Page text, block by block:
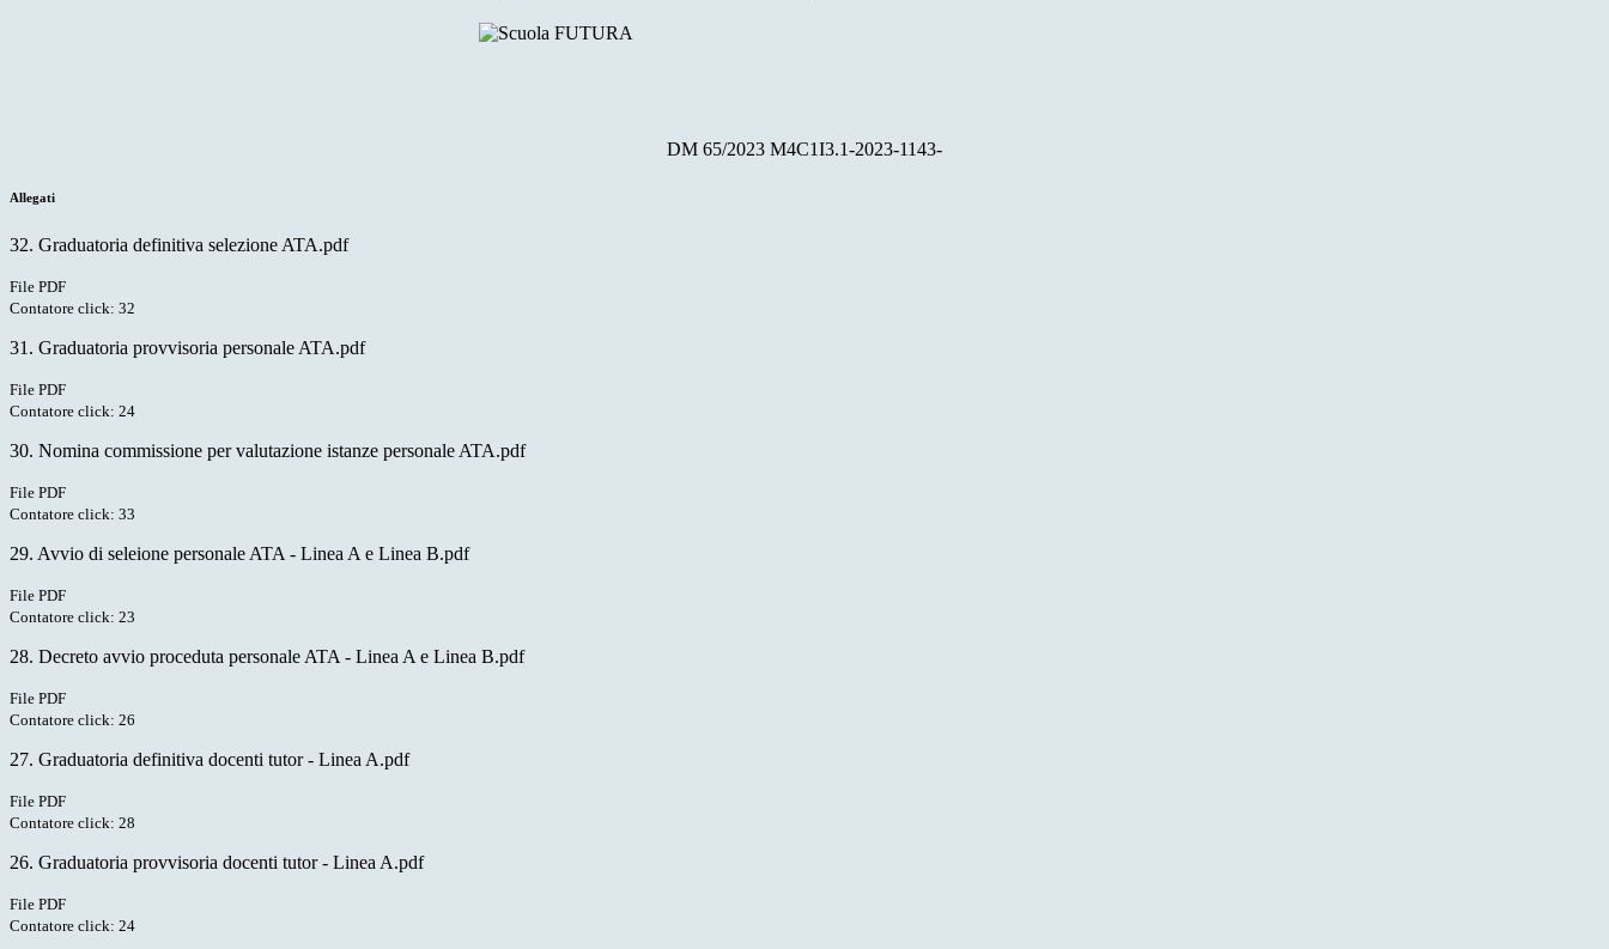
DM 65/2023 M4C1I3.1-2023-1143-
Allegati
32. Graduatoria definitiva selezione ATA.pdf
File PDF
Contatore click: 32
31. Graduatoria provvisoria personale ATA.pdf
File PDF
Contatore click: 24
30. Nomina commissione per valutazione istanze personale ATA.pdf
File PDF
Contatore click: 33
29. Avvio di seleione personale ATA - Linea A e Linea B.pdf
File PDF
Contatore click: 23
28. Decreto avvio proceduta personale ATA - Linea A e Linea B.pdf
File PDF
Contatore click: 26
27. Graduatoria definitiva docenti tutor - Linea A.pdf
File PDF
Contatore click: 28
26. Graduatoria provvisoria docenti tutor - Linea A.pdf
File PDF
Contatore click: 24